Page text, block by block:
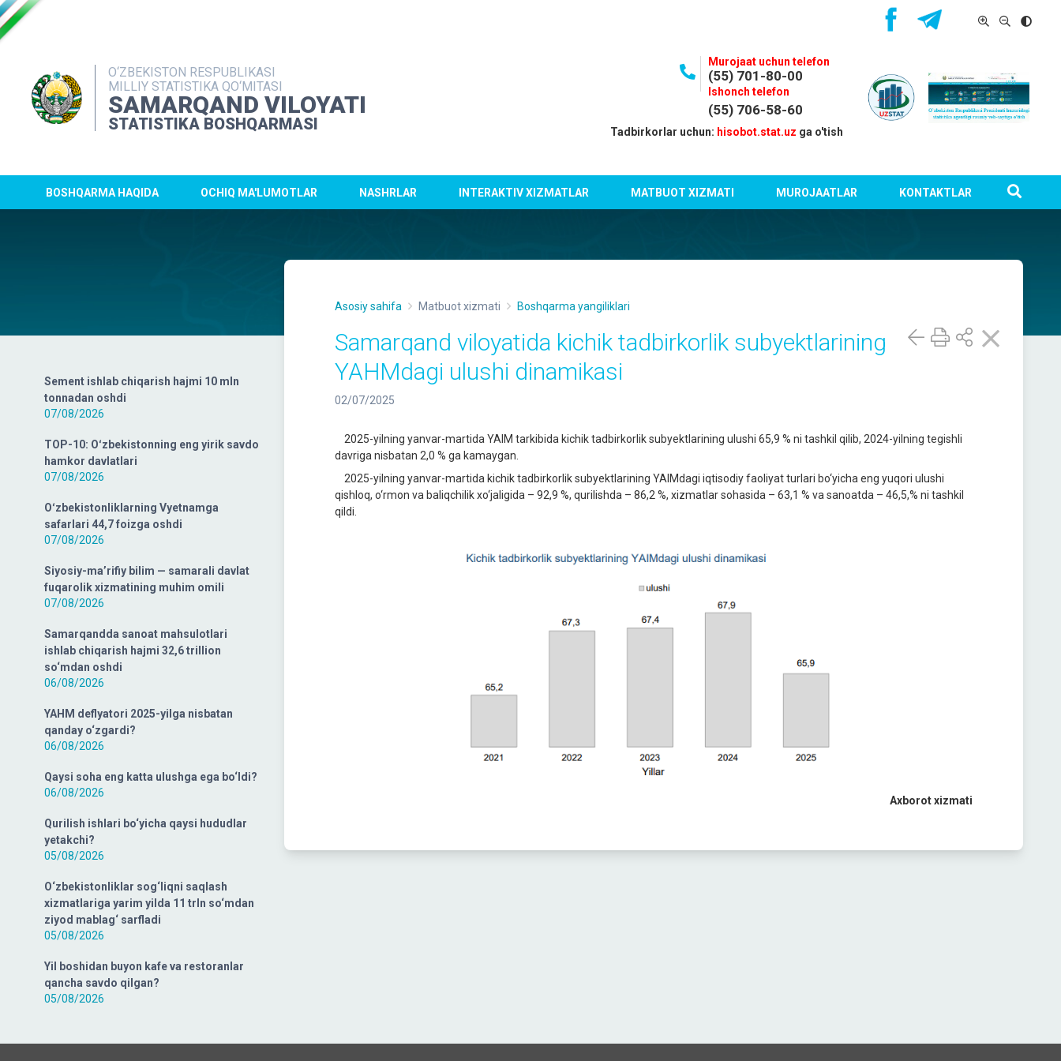
O‘ZBEKISTON RESPUBLIKASI
MILLIY STATISTIKA QO‘MITASI
SAMARQAND VILOYATI
STATISTIKA BOSHQARMASI
Murojaat uchun telefon
(55) 701-80-00
Ishonch telefon
(55) 706-58-60
Tadbirkorlar uchun: hisobot.stat.uz ga o'tish
BOSHQARMA HAQIDA OCHIQ MA'LUMOTLAR NASHRLAR INTERAKTIV XIZMATLAR MATBUOT XIZMATI MUROJAATLAR KONTAKTLAR
Sement ishlab chiqarish hajmi 10 mln
tonnadan oshdi
07/08/2026
TOP-10: Oʻzbekistonning eng yirik savdo
hamkor davlatlari
07/08/2026
Oʻzbekistonliklarning Vyetnamga
safarlari 44,7 foizga oshdi
07/08/2026
Siyosiy-ma’rifiy bilim — samarali davlat
fuqarolik xizmatining muhim omili
07/08/2026
Samarqandda sanoat mahsulotlari
ishlab chiqarish hajmi 32,6 trillion
so‘mdan oshdi
06/08/2026
YAHM deflyatori 2025-yilga nisbatan
qanday o‘zgardi?
06/08/2026
Qaysi soha eng katta ulushga ega bo‘ldi?
06/08/2026
Qurilish ishlari bo‘yicha qaysi hududlar
yetakchi?
05/08/2026
O‘zbekistonliklar sog‘liqni saqlash
xizmatlariga yarim yilda 11 trln so‘mdan
ziyod mablag‘ sarfladi
05/08/2026
Yil boshidan buyon kafe va restoranlar
qancha savdo qilgan?
05/08/2026
Asosiy sahifa Matbuot xizmati Boshqarma yangiliklari
Samarqand viloyatida kichik tadbirkorlik subyektlarining
YAHMdagi ulushi dinamikasi
02/07/2025
2025-yilning yanvar-martida YAIM tarkibida kichik tadbirkorlik subyektlarining ulushi 65,9 % ni tashkil qilib, 2024-yilning tegishli
davriga nisbatan 2,0 % ga kamaygan.
2025-yilning yanvar-martida kichik tadbirkorlik subyektlarining YAIMdagi iqtisodiy faoliyat turlari bo‘yicha eng yuqori ulushi
qishloq, o‘rmon va baliqchilik xo‘jaligida – 92,9 %, qurilishda – 86,2 %, xizmatlar sohasida – 63,1 % va sanoatda – 46,5,% ni tashkil
qildi.
Axborot xizmati